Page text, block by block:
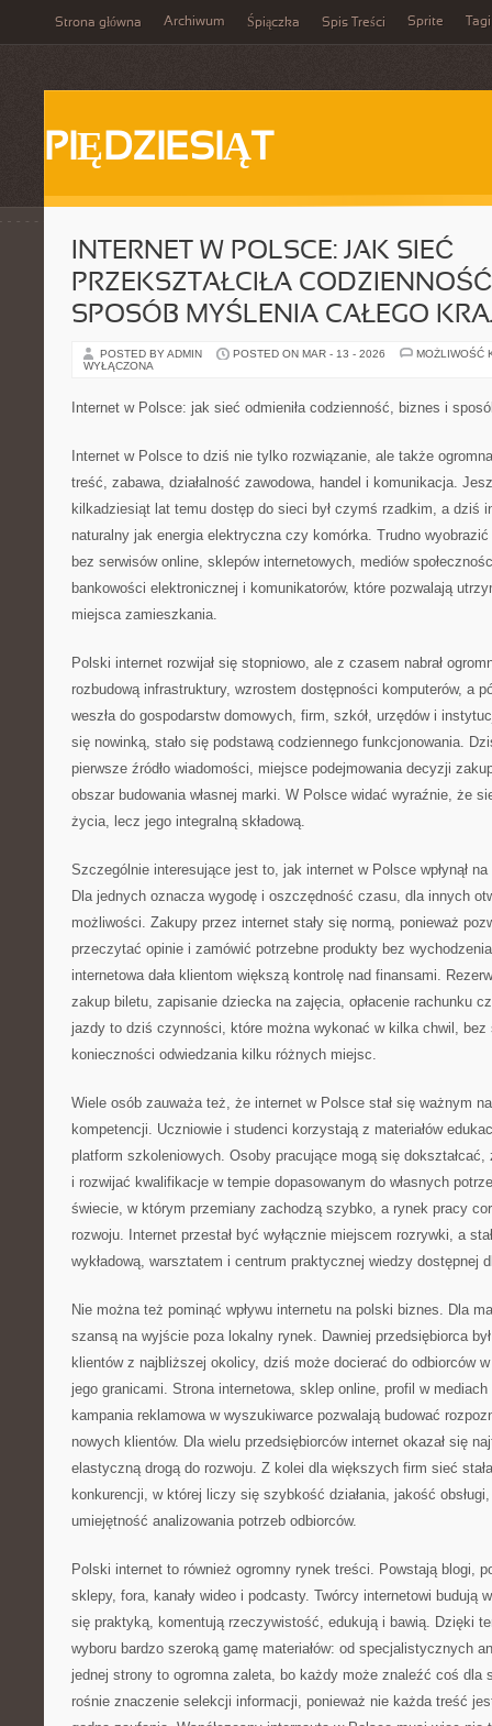
Strona główna Archiwum Śpiączka Spis Treści Sprite Tagi
PIĘDZIESIĄT
INTERNET W POLSCE: JAK SIEĆ
PRZEKSZTAŁCIŁA
SPOSÓB MYŚLENIA CAŁEGO
POSTED BY ADMIN POSTED ON MAR - 13 - 2026
MOŻLIWOŚĆ
WYŁĄCZONA
Internet w Polsce: jak sieć odmieniła codzienność, biznes i
Internet w Polsce to dziś nie tylko rozwiązanie, ale także
treść, zabawa, działalność zawodowa, handel i komunikacja.
kilkadziesiąt lat temu dostęp do sieci był czymś rzadkim, a dziś
naturalny jak energia elektryczna czy komórka. Trudno
bez serwisów online, sklepów internetowych, mediów
bankowości elektronicznej i komunikatorów, które pozwalają
miejsca zamieszkania.
Polski internet rozwijał się stopniowo, ale z czasem nabrał
rozbudową infrastruktury, wzrostem dostępności komputerów, a
weszła do gospodarstw domowych, firm, szkół, urzędów i
się nowinką, stało się podstawą codziennego funkcjonowania.
pierwsze źródło wiadomości, miejsce podejmowania decyzji
obszar budowania własnej marki. W Polsce widać wyraźnie, że
życia, lecz jego integralną składową.
Szczególnie interesujące jest to, jak internet w Polsce wpłynął
Dla jednych oznacza wygodę i oszczędność czasu, dla innych
możliwości. Zakupy przez internet stały się normą, ponieważ
przeczytać opinie i zamówić potrzebne produkty bez
internetowa dała klientom większą kontrolę nad finansami.
zakup biletu, zapisanie dziecka na zajęcia, opłacenie rachunku
jazdy to dziś czynności, które można wykonać w kilka chwil,
konieczności odwiedzania kilku różnych miejsc.
Wiele osób zauważa też, że internet w Polsce stał się ważnym
kompetencji. Uczniowie i studenci korzystają z materiałów
platform szkoleniowych. Osoby pracujące mogą się
i rozwijać kwalifikacje w tempie dopasowanym do własnych
świecie, w którym przemiany zachodzą szybko, a rynek pracy
rozwoju. Internet przestał być wyłącznie miejscem rozrywki, a
wykładową, warsztatem i centrum praktycznej wiedzy dostępnej
Nie można też pominąć wpływu internetu na polski biznes. Dla
szansą na wyjście poza lokalny rynek. Dawniej przedsiębiorca
klientów z najbliższej okolicy, dziś może docierać do odbiorców
jego granicami. Strona internetowa, sklep online, profil w
kampania reklamowa w wyszukiwarce pozwalają budować
nowych klientów. Dla wielu przedsiębiorców internet okazał się
elastyczną drogą do rozwoju. Z kolei dla większych firm sieć
konkurencji, w której liczy się szybkość działania, jakość
umiejętność analizowania potrzeb odbiorców.
Polski internet to również ogromny rynek treści. Powstają blogi,
sklepy, fora, kanały wideo i podcasty. Twórcy internetowi budują
się praktyką, komentują rzeczywistość, edukują i bawią. Dzięki
wyboru bardzo szeroką gamę materiałów: od specjalistycznych
jednej strony to ogromna zaleta, bo każdy może znaleźć coś dla
rośnie znaczenie selekcji informacji, ponieważ nie każda treść